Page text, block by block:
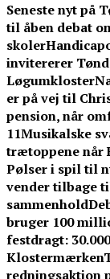
Seneste nyt på
til åben debat
skoler
invitererer
Løgumkloster
er på vej til
pension, når
11Musikalske
trætoppene når
Pølser i spil til
vender tilbage
sammenhold
bruger 100
festdragt:
Klostermærken
redningsaktion